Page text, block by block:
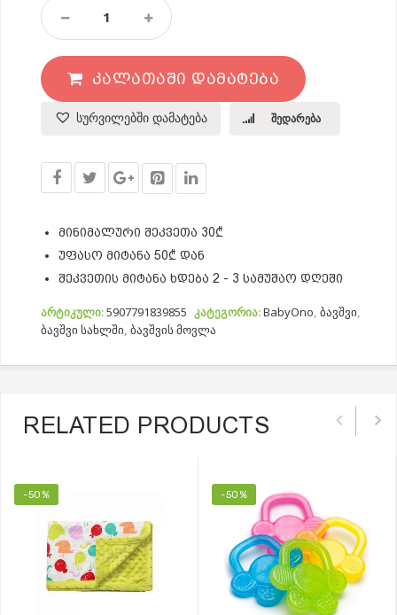
Სავარცხელი
Რბილი
Ძუის
Ჯაგრისით
QuantityᲙᲐᲚᲐᲗᲐᲨᲘ ᲓᲐᲛᲐᲢᲔᲑᲐ
სურვილებში დამატება შედარება
მინიმალური შეკვეთა 30₾
უფასო მიტანა 50₾ დან
შეკვეთის მიტანა ხდება 2 - 3 სამუშაო დღეში
არტიკული:5907791839855 კატეგორია:BabyOno, ბავშვი,
ბავშვი სახლში, ბავშვის მოვლა
RELATED PRODUCTS
-50% -50%